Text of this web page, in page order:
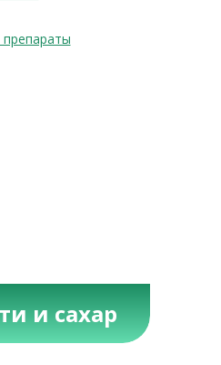
и сахар